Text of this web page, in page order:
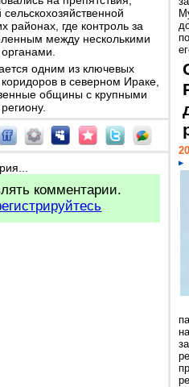
районах, где контроль за
между несколькими
одним из ключевых
в северном Ираке,
общины с крупными
комментарии.